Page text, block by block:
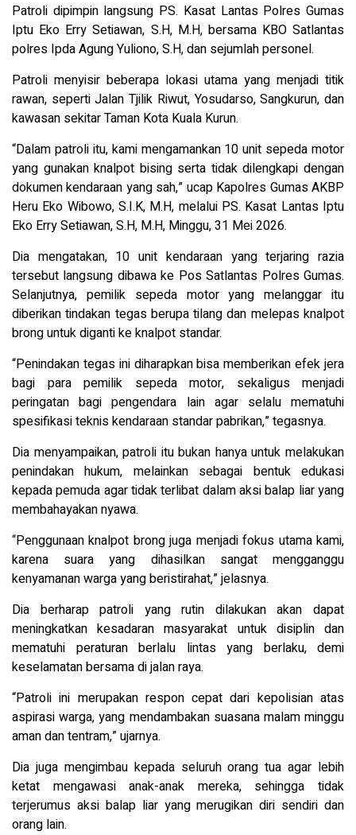
Patroli dipimpin langsung PS. Kasat Lantas Polres Gumas
Iptu Eko Erry Setiawan, S.H, M.H, bersama KBO Satlantas
polres Ipda Agung Yuliono, S.H, dan sejumlah personel.
Patroli menyisir beberapa lokasi utama yang menjadi titik
rawan, seperti Jalan Tjilik Riwut, Yosudarso, Sangkurun, dan
kawasan sekitar Taman Kota Kuala Kurun.
“Dalam patroli itu, kami mengamankan 10 unit sepeda motor
yang gunakan knalpot bising serta tidak dilengkapi dengan
dokumen kendaraan yang sah,” ucap Kapolres Gumas AKBP
Heru Eko Wibowo, S.I.K, M.H, melalui PS. Kasat Lantas Iptu
Eko Erry Setiawan, S.H, M.H, Minggu, 31 Mei 2026.
Dia mengatakan, 10 unit kendaraan yang terjaring razia
tersebut langsung dibawa ke Pos Satlantas Polres Gumas.
Selanjutnya, pemilik sepeda motor yang melanggar itu
diberikan tindakan tegas berupa tilang dan melepas knalpot
brong untuk diganti ke knalpot standar.
“Penindakan tegas ini diharapkan bisa memberikan efek jera
bagi para pemilik sepeda motor, sekaligus menjadi
peringatan bagi pengendara lain agar selalu mematuhi
spesifikasi teknis kendaraan standar pabrikan,” tegasnya.
Dia menyampaikan, patroli itu bukan hanya untuk melakukan
penindakan hukum, melainkan sebagai bentuk edukasi
kepada pemuda agar tidak terlibat dalam aksi balap liar yang
membahayakan nyawa.
“Penggunaan knalpot brong juga menjadi fokus utama kami,
karena suara yang dihasilkan sangat mengganggu
kenyamanan warga yang beristirahat,” jelasnya.
Dia berharap patroli yang rutin dilakukan akan dapat
meningkatkan kesadaran masyarakat untuk disiplin dan
mematuhi peraturan berlalu lintas yang berlaku, demi
keselamatan bersama di jalan raya.
“Patroli ini merupakan respon cepat dari kepolisian atas
aspirasi warga, yang mendambakan suasana malam minggu
aman dan tentram,” ujarnya.
Dia juga mengimbau kepada seluruh orang tua agar lebih
ketat mengawasi anak-anak mereka, sehingga tidak
terjerumus aksi balap liar yang merugikan diri sendiri dan
orang lain.